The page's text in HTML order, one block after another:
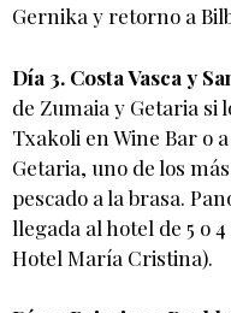
Gernika y retorno a
Día 3. Costa Vasca y
de Zumaia y Getaria si
Txakoli en Wine Bar o
Getaria, uno de los
pescado a la brasa.
llegada al hotel de 5 o
Hotel María Cristina).